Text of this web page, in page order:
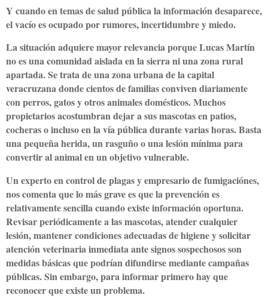
Y cuando en temas de salud pública la información desaparece,
el vacío es ocupado por rumores, incertidumbre y miedo.
La situación adquiere mayor relevancia porque Lucas Martín
no es una comunidad aislada en la sierra ni una zona rural
apartada. Se trata de una zona urbana de la capital
veracruzana donde cientos de familias conviven diariamente
con perros, gatos y otros animales domésticos. Muchos
propietarios acostumbran dejar a sus mascotas en patios,
cocheras o incluso en la vía pública durante varias horas. Basta
una pequeña herida, un rasguño o una lesión mínima para
convertir al animal en un objetivo vulnerable.
Un experto en control de plagas y empresario de fumigaciónes,
nos comenta que lo más grave es que la prevención es
relativamente sencilla cuando existe información oportuna.
Revisar periódicamente a las mascotas, atender cualquier
lesión, mantener condiciones adecuadas de higiene y solicitar
atención veterinaria inmediata ante signos sospechosos son
medidas básicas que podrían difundirse mediante campañas
públicas. Sin embargo, para informar primero hay que
reconocer que existe un problema.